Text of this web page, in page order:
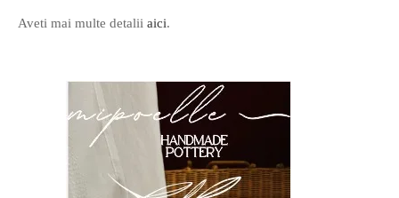
Aveti mai multe detalii aici.